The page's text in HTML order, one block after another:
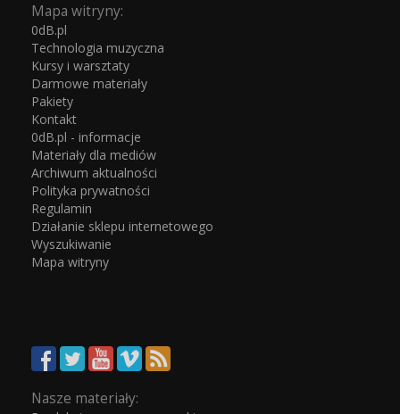
Mapa witryny:
0dB.pl
Technologia muzyczna
Kursy i warsztaty
Darmowe materiały
Pakiety
Kontakt
0dB.pl - informacje
Materiały dla mediów
Archiwum aktualności
Polityka prywatności
Regulamin
Działanie sklepu internetowego
Wyszukiwanie
Mapa witryny
Nasze materiały: